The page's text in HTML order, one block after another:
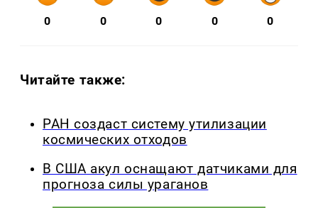
0 0 0 0 0
Читайте также:
РАН создаст систему утилизации
космических отходов
В США акул оснащают датчиками для
прогноза силы ураганов